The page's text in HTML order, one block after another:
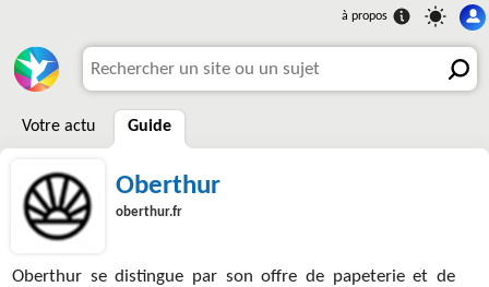
Votre actu Guide
Oberthur
oberthur.fr
Oberthur se distingue par son offre de papeterie et de